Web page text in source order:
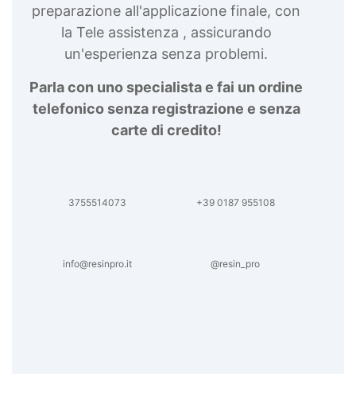
preparazione all'applicazione finale, con
la Tele assistenza , assicurando
un'esperienza senza problemi.
Parla con uno specialista e fai un ordine
telefonico senza registrazione e senza
carte di credito!
3755514073 +39 0187 955108
info@resinpro.it @resin_pro